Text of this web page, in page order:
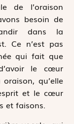
de l’oraison
besoin de
dans la
Ce n’est pas
qui fait que
le cœur
qu’elle
et le cœur
et faisons.